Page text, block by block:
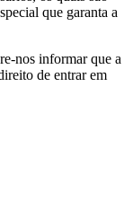
que garanta a
nos informar que a
de entrar em